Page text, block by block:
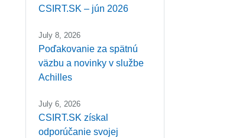
CSIRT.SK – jún 2026
July 8, 2026
Poďakovanie za spätnú
väzbu a novinky v službe
Achilles
July 6, 2026
CSIRT.SK získal
odporúčanie svojej